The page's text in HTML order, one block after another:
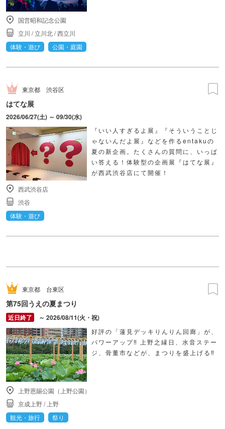
国営昭和記念公園
立川 /立川北/西立川
体験・遊び
公園・庭園
東京都 渋谷区
はてな展
2026/06/27(土) ～ 09/30(水)
『いい人すぎるよ展』『そういうことじ
ゃないんだよ展』などを作るentakuの
夏の新企画。たくさんの質問に、いっぱ
い答える！体験型の企画展『はてな展』
が西武渋谷店にて開催！
西武渋谷店
渋谷
体験・遊び
東京都 台東区
第75回うえの夏まつり
～ 2026/08/11(火・祝)
好評の「蓮見デッキりんりん回廊」が、
パワーアップ‼ 上野之縁日、水音ステー
ジ、骨董市などが、まつりを盛上げる‼
上野恩賜公園（上野公園）
京成上野/ 上野
観光・旅行
祭り